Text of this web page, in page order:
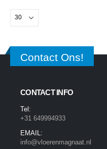
Contact Ons!
CONTACT INFO
Tel:
+31 649994933
EMAIL:
info@vloerenmagnaat.nl